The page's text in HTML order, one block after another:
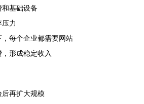
基础设备
力
每个企业都需要网站
形成稳定收入
再扩大规模